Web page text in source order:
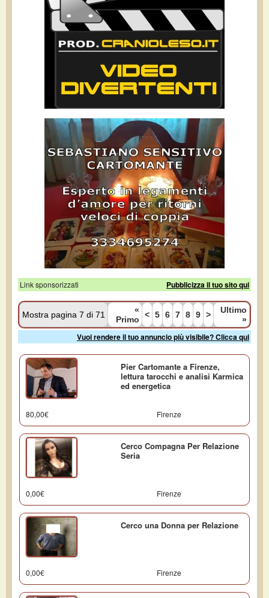
Link sponsorizzati Pubblicizza il tuo sito qui
Mostra pagina 7 di 71
«
Primo
< 5 6 7 8 9 >
Ultimo
»
Vuoi rendere il tuo annuncio più visibile? Clicca qui
Pier Cartomante a Firenze,
lettura tarocchi e analisi Karmica
ed energetica
80,00€ Firenze
Cerco Compagna Per Relazione
Seria
0,00€ Firenze
Cerco una Donna per Relazione
0,00€ Firenze